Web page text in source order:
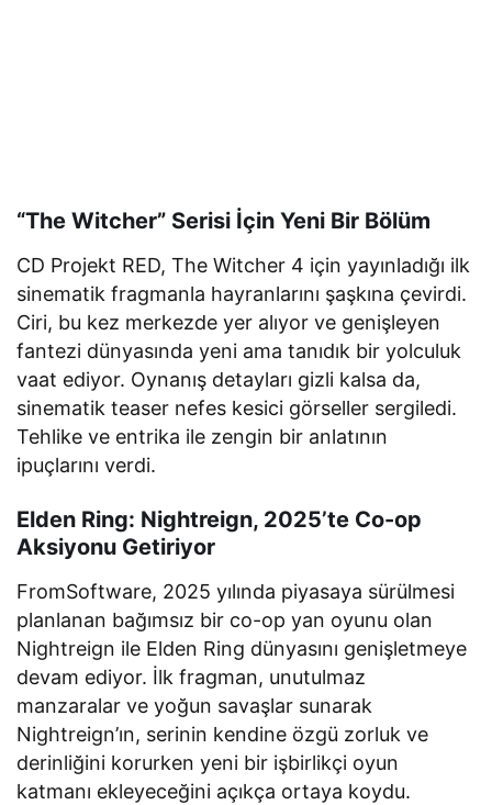
“The Witcher” Serisi İçin Yeni Bir Bölüm
CD Projekt RED, The Witcher 4 için yayınladığı ilk
sinematik fragmanla hayranlarını şaşkına çevirdi.
Ciri, bu kez merkezde yer alıyor ve genişleyen
fantezi dünyasında yeni ama tanıdık bir yolculuk
vaat ediyor. Oynanış detayları gizli kalsa da,
sinematik teaser nefes kesici görseller sergiledi.
Tehlike ve entrika ile zengin bir anlatının
ipuçlarını verdi.
Elden Ring: Nightreign, 2025’te Co-op
Aksiyonu Getiriyor
FromSoftware, 2025 yılında piyasaya sürülmesi
planlanan bağımsız bir co-op yan oyunu olan
Nightreign ile Elden Ring dünyasını genişletmeye
devam ediyor. İlk fragman, unutulmaz
manzaralar ve yoğun savaşlar sunarak
Nightreign’ın, serinin kendine özgü zorluk ve
derinliğini korurken yeni bir işbirlikçi oyun
katmanı ekleyeceğini açıkça ortaya koydu.